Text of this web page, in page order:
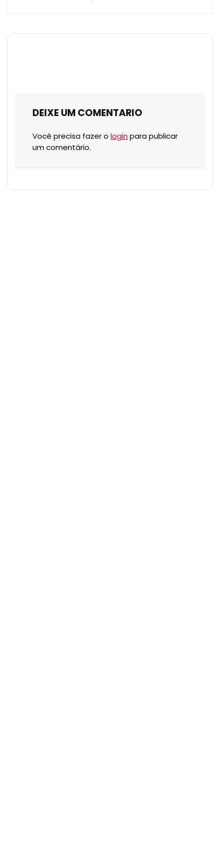
DEIXE UM COMENTARIO
Você precisa fazer o login para publicar
um comentário.